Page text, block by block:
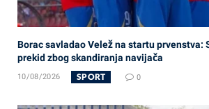
Borac savladao Velež na startu prvenstva:
prekid zbog skandiranja navijača
10/08/2026 SPORT 0